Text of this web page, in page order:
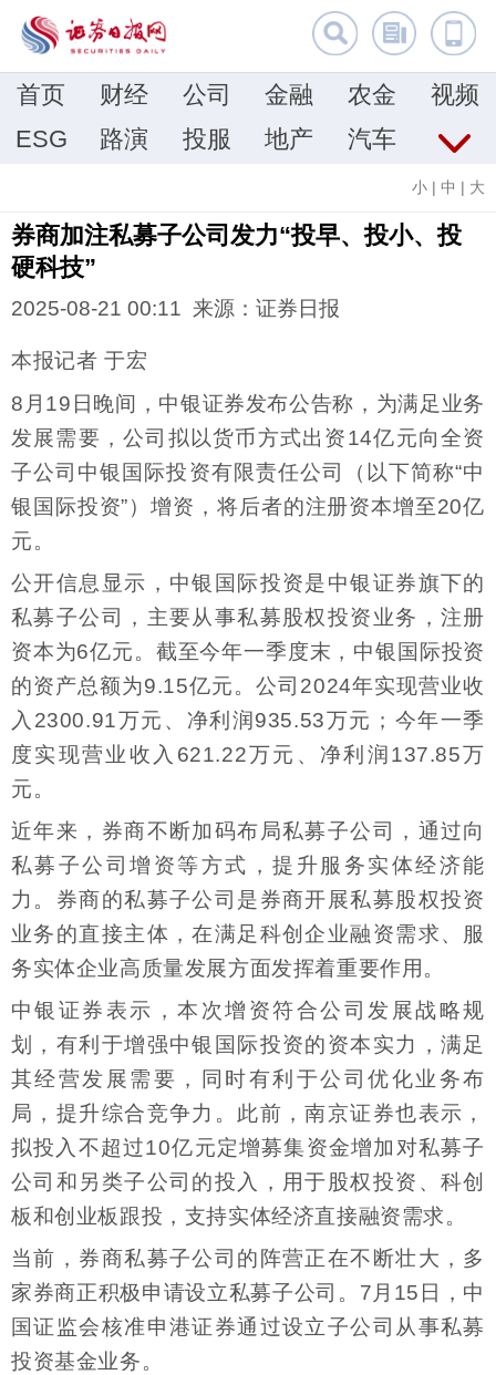
首页 财经 公司 金融 农金
视频
ESG
路演 投服 地产 汽车
小 | 中 | 大
券商加注私募子公司发力“投早、投小、投
硬科技”
2025-08-21 00:11 来源：证券日报
本报记者 于宏
8月19日晚间，中银证券发布公告称，为满足业务
发展需要，公司拟以货币方式出资14亿元向全资
子公司中银国际投资有限责任公司（以下简称“中
银国际投资”）增资，将后者的注册资本增至20亿
元。
公开信息显示，中银国际投资是中银证券旗下的
私募子公司，主要从事私募股权投资业务，注册
资本为6亿元。截至今年一季度末，中银国际投资
的资产总额为9.15亿元。公司2024年实现营业收
入2300.91万元、净利润935.53万元；今年一季
度实现营业收入621.22万元、净利润137.85万
元。
近年来，券商不断加码布局私募子公司，通过向
私募子公司增资等方式，提升服务实体经济能
力。券商的私募子公司是券商开展私募股权投资
业务的直接主体，在满足科创企业融资需求、服
务实体企业高质量发展方面发挥着重要作用。
中银证券表示，本次增资符合公司发展战略规
划，有利于增强中银国际投资的资本实力，满足
其经营发展需要，同时有利于公司优化业务布
局，提升综合竞争力。此前，南京证券也表示，
拟投入不超过10亿元定增募集资金增加对私募子
公司和另类子公司的投入，用于股权投资、科创
板和创业板跟投，支持实体经济直接融资需求。
当前，券商私募子公司的阵营正在不断壮大，多
家券商正积极申请设立私募子公司。7月15日，中
国证监会核准申港证券通过设立子公司从事私募
投资基金业务。